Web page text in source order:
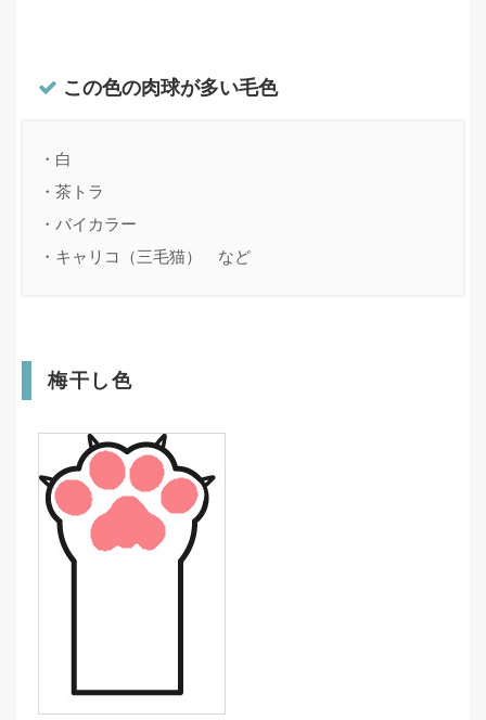
この色の肉球が多い毛色
・白
・茶トラ
・バイカラー
・キャリコ（三毛猫）　など
梅干し色